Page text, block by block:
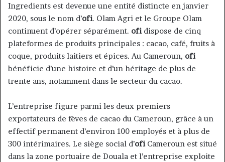
Ingredients est devenue une entité distincte en janvier
2020, sous le nom d’ofi. Olam Agri et le Groupe Olam
continuent d’opérer séparément. ofidispose de cinq
plateformes de produits principales : cacao, café, fruits à
coque, produits laitiers et épices. Au Cameroun, ofi
bénéficie d’une histoire et d’un héritage de plus de
trente ans, notamment dans le secteur du cacao.
L’entreprise figure parmi les deux premiers
exportateurs de fèves de cacao du Cameroun, grâce à un
effectif permanent d’environ 100 employés et à plus de
300 intérimaires. Le siège social d’ofiCameroun est situé
dans la zone portuaire de Douala et l’entreprise exploite